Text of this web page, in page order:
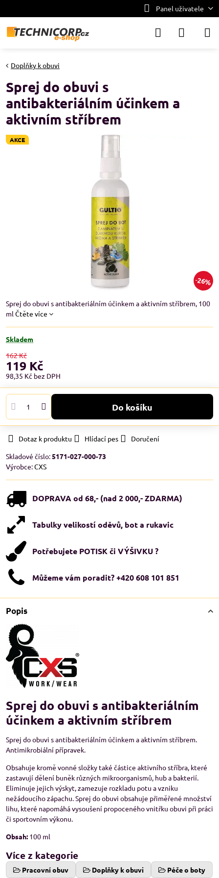
Panel uživatele
AKCE
26%
Doplňky k obuvi
Sprej do obuvi s
antibakteriálním účinkem a
aktivním stříbrem
Sprej do obuvi s antibakteriálním účinkem a aktivním stříbrem, 100
ml Čtěte více
Skladem
162 Kč
119 Kč
98,35 Kč bez DPH
Do košíku
Dotaz k produktu Hlídací pes
Doručení
Skladové číslo:5171-027-000-73
Výrobce:CXS
DOPRAVA od 68,- (nad 2 000,- ZDARMA)
Tabulky velikostí oděvů, bot a rukavic
Potřebujete POTISK či VÝŠIVKU ?
Můžeme vám poradit? +420 608 101 851
Popis
Sprej do obuvi s antibakteriálním
účinkem a aktivním stříbrem
Sprej do obuvi s antibakteriálním účinkem a aktivním stříbrem.
Antimikrobiální přípravek.
Obsahuje kromě vonné složky také částice aktivního stříbra, které
zastavují dělení buněk různých mikroorganismů, hub a bakterií.
Eliminuje jejich výskyt, zamezuje rozkladu potu a vzniku
nežádoucího zápachu. Sprej do obuvi obsahuje přiměřené množství
lihu, které napomáhá vysoušení propoceného vnitřku obuvi při práci
či sportovním výkonu.
Obsah: 100 ml
Více z kategorie
Pracovní obuv Doplňky k obuvi Péče o boty